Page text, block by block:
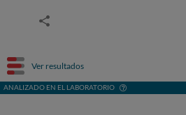
Ver resultados
ANALIZADO EN EL LABORATORIO